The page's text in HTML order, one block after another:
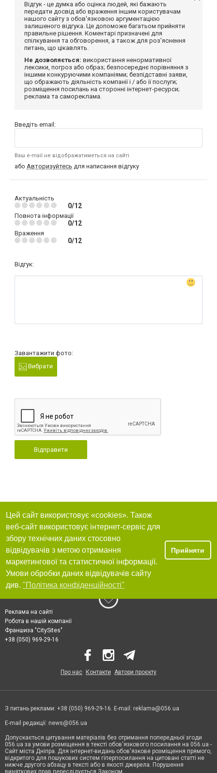
Відгук - це думка або оцінка людей, які бажають
передати досвід або враження іншим користувачам
нашого сайту з обов'язковою аргументацією
залишеного відгука. Це допоможе багатьом прийняти
правильне рішення. Коментарі призначені для
спілкування та обговорення, а також для роз'яснення
питань, що цікавлять.
Не дозволяється: використання ненормативної
лексики, погроз або образ; безпосереднє порівняння з
іншими конкуруючими компаніями; безпідставні заяви,
що ображають діяльність компанії і / або її послуги;
розміщення посилань на сторонні інтернет-ресурси;
реклама та самореклама.
Введіть email:
Ваш e-mail не відображатиметься на сайті
або Авторизуйтесь для написання відгуку
Актуальність
0/12
Повнота інформації
0/12
Враження
0/12
Відгук:
Завантажити фото:
Вибрати
Відправити
Цей сайт використовує «cookies». Також
веб-сайт використовує інтернет-сервіс для
збору технічних даних стосовно
відвідувачів з метою отримання
маркетингової та статистичної інформації.
Умови обробки даних відвідувачів сайту
див. "Політика конфіденційності"
Прийняти
Реклама на сайті
Робота в нашій компанії
Франшиза "CitySites"
+38 (050) 969-29-16
Про нас Контакти Автори проєкту
З питань реклами: +38 (050) 969-29-16. E-mail: reklama@056.ua
E-mail редакції: news@056.ua
Допускається цитування матеріалів без отримання попередньої згоди
056.ua за умови розміщення в тексті обов'язкового посилання на 056.ua -
Сайт міста Дніпра. Для інтернет-видань обов'язкове розміщення прямого,
відкритого для пошукових систем гіперпосилання на цитовані статті не
нижче другого абзацу в тексті або в якості джерела. Порушення
виняткових прав переслідується Законом.